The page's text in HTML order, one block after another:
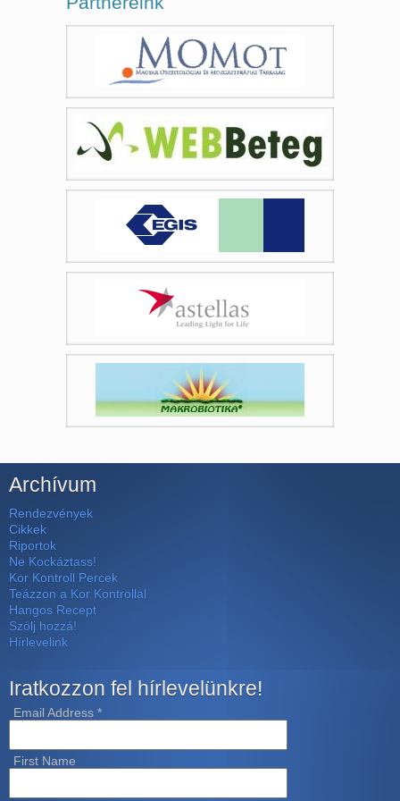
Archívum
Rendezvények
Cikkek
Riportok
Ne Kockáztass!
Kor Kontroll Percek
Teázzon a Kor Kontrollal
Hangos Recept
Szólj hozzá!
Hírlevelink
Iratkozzon fel hírlevelünkre!
Email Address *
First Name